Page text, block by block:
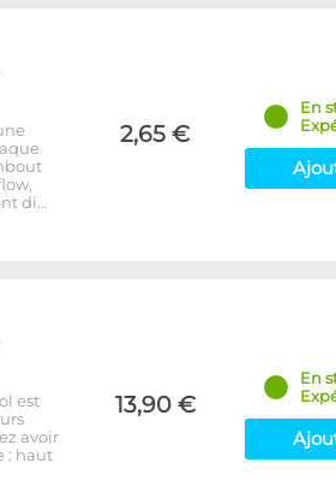
di…
2,65 €
En
est
avoir
: haut
13,90 €
En